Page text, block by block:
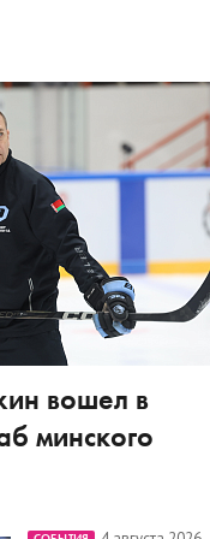
вошел в
минского